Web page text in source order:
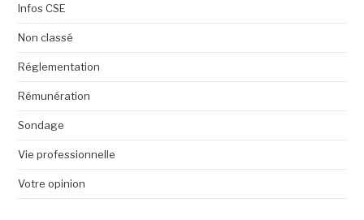
Infos CSE
Non classé
Réglementation
Rémunération
Sondage
Vie professionnelle
Votre opinion